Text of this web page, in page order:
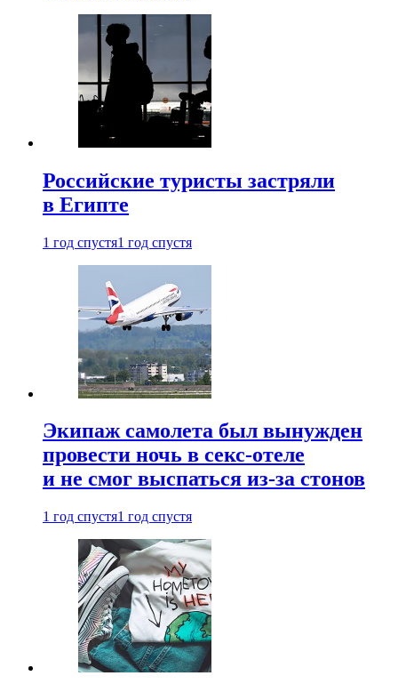
Российские туристы застряли
в Египте
1 год спустя1 год спустя
Экипаж самолета был вынужден
провести ночь в секс-отеле
и не смог выспаться из-за стонов
1 год спустя1 год спустя